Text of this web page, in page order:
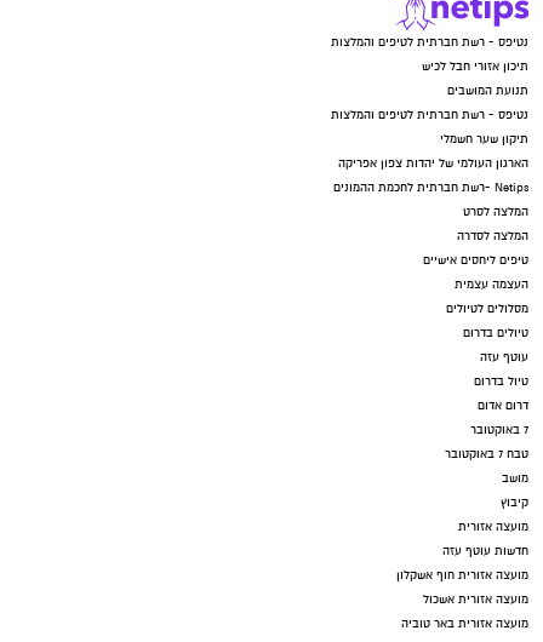
נטיפס - רשת חברתית לטיפים והמלצות
תיכון אזורי חבל לכיש
תנועת המושבים
נטיפס - רשת חברתית לטיפים והמלצות
תיקון שער חשמלי
הארגון העולמי של יהדות צפון אפריקה
Netips -רשת חברתית לחכמת ההמונים
המלצה לסרט
המלצה לסדרה
טיפים ליחסים אישיים
העצמה עצמית
מסלולים לטיולים
טיולים בדרום
עוטף עזה
טיול בדרום
דרום אדום
7 באוקטובר
טבח 7 באוקטובר
מושב
קיבוץ
מועצה אזורית
חדשות עוטף עזה
מועצה אזורית חוף אשקלון
מועצה אזורית אשכול
מועצה אזורית באר טוביה